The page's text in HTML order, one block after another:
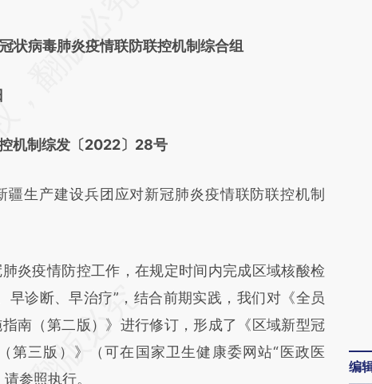
。不代表财新观点和立场。推荐点击链接阅读原
病毒肺炎疫情联防联控机制综合组
机制综发〔2022〕28号
生产建设兵团应对新冠肺炎疫情联防联控机制
疫情防控工作，在规定时间内完成区域核酸检
早诊断、早治疗”，结合前期实践，我们对《全员
南（第二版）》进行修订，形成了《区域新型冠
第三版）》（可在国家卫生健康委网站“医政医
参照执行。
编